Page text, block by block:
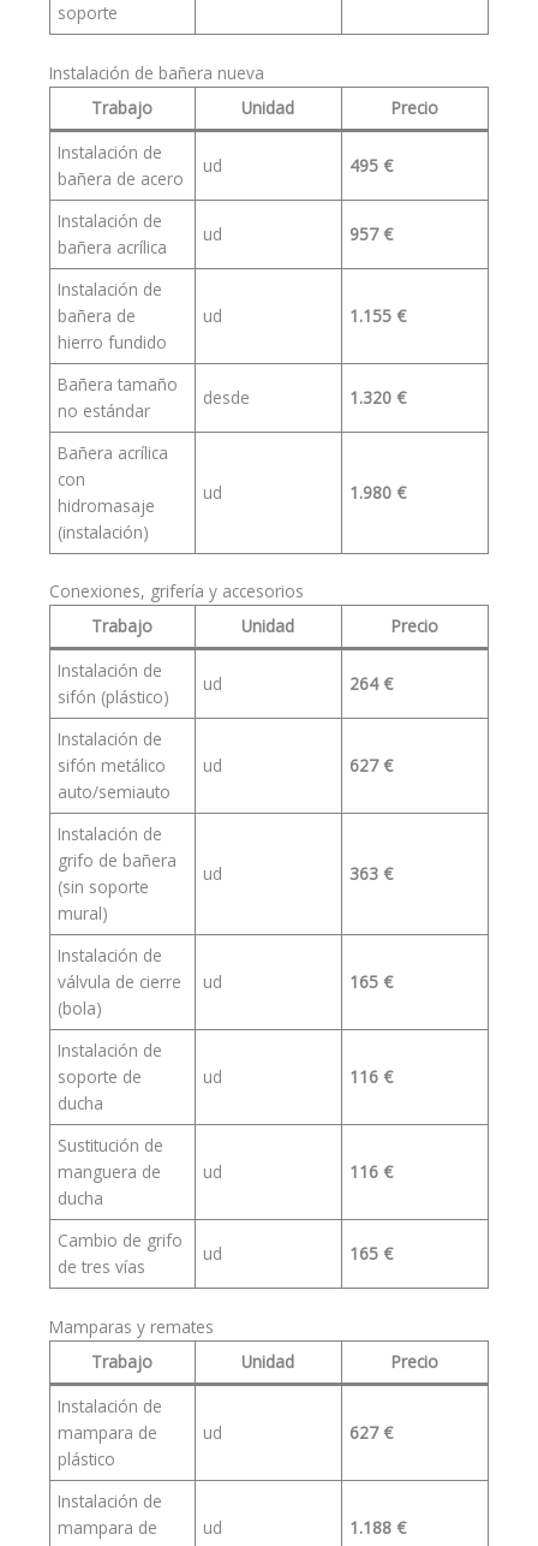
soporte
Instalación de bañera nueva
Trabajo
Unidad
Precio
Instalación de
bañera de acero
ud 495 €
Instalación de
bañera acrílica
ud 957 €
Instalación de
bañera de
hierro fundido
ud 1.155 €
Bañera tamaño
no estándar
desde 1.320 €
Bañera acrílica
con
hidromasaje
(instalación)
ud 1.980 €
Conexiones, grifería y accesorios
Trabajo
Unidad
Precio
Instalación de
sifón (plástico)
ud 264 €
Instalación de
sifón metálico
auto/semiauto
ud 627 €
Instalación de
grifo de bañera
(sin soporte
mural)
ud 363 €
Instalación de
válvula de cierre
(bola)
ud 165 €
Instalación de
soporte de
ducha
ud 116 €
Sustitución de
manguera de
ducha
ud 116 €
Cambio de grifo
de tres vías
ud 165 €
Mamparas y remates
Trabajo
Unidad
Precio
Instalación de
mampara de
plástico
ud 627 €
Instalación de
mampara de
ud 1.188 €